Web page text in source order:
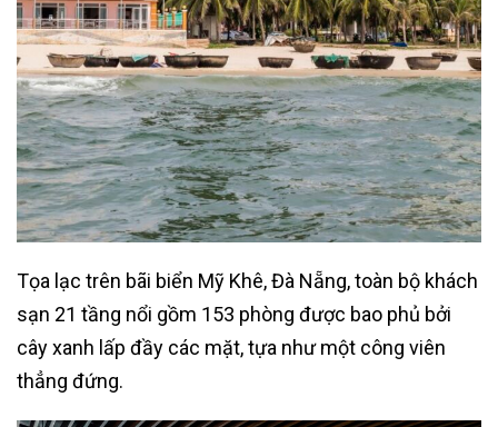
Tọa lạc trên bãi biển Mỹ Khê, Đà Nẵng, toàn bộ khách
sạn 21 tầng nổi gồm 153 phòng được bao phủ bởi
cây xanh lấp đầy các mặt, tựa như một công viên
thẳng đứng.